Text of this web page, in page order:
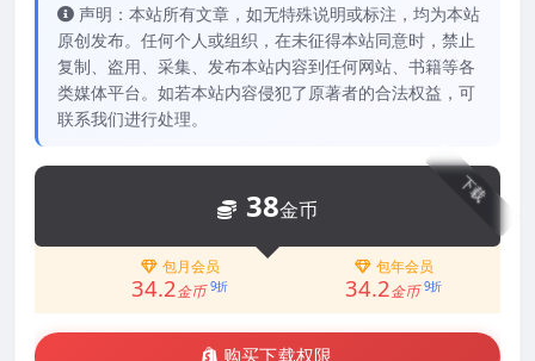
声明：本站所有文章，如无特殊说明或标注，均为本站
原创发布。任何个人或组织，在未征得本站同意时，禁止
复制、盗用、采集、发布本站内容到任何网站、书籍等各
类媒体平台。如若本站内容侵犯了原著者的合法权益，可
联系我们进行处理。
下载
38金币
包月会员
34.2金币 9折
包年会员
34.2金币 9折
购买下载权限